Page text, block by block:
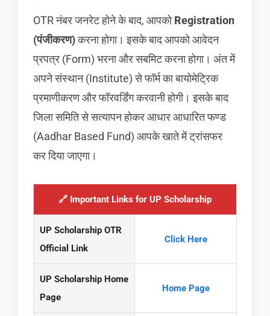
OTR नंबर जनरेट होने के बाद, आपकोRegistration
(पंजीकरण)करना होगा। इसके बाद आपको आवेदन
प्रपत्र (Form) भरना और सबमिट करना होगा। अंत में
अपने संस्थान (Institute) से फॉर्म का बायोमेट्रिक
प्रमाणीकरण और फॉरवर्डिंग करवानी होगी। इसके बाद
जिला समिति से सत्यापन होकर आधार आधारित फण्ड
(Aadhar Based Fund) आपके खाते में ट्रांसफर
कर दिया जाएगा।
🔗 Important Links for UP Scholarship
UP Scholarship OTR
Official Link
Click Here
UP Scholarship Home
Page
Home Page